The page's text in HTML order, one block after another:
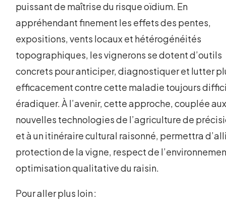
puissant de maîtrise du risque oïdium. En
appréhendant finement les effets des pentes,
expositions, vents locaux et hétérogénéités
topographiques, les vignerons se dotent d’outils
concrets pour anticiper, diagnostiquer et lutter
efficacement contre cette maladie toujours
éradiquer. À l’avenir, cette approche, couplée
nouvelles technologies de l’agriculture de
et à un itinéraire cultural raisonné, permettra
protection de la vigne, respect de
optimisation qualitative du raisin.
Pour aller plus loin :